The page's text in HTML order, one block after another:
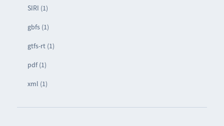
SIRI (1)
gbfs (1)
gtfs-rt (1)
pdf (1)
xml (1)